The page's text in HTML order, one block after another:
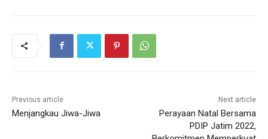
Previous article
Menjangkau Jiwa-Jiwa
Next article
Perayaan Natal Bersama
PDIP Jatim 2022,